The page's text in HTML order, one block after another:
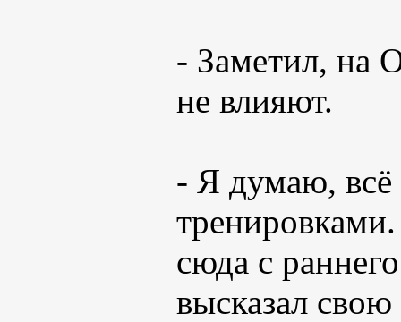
- Заметил, на
не влияют.
- Я думаю, всё
сюда с
высказал